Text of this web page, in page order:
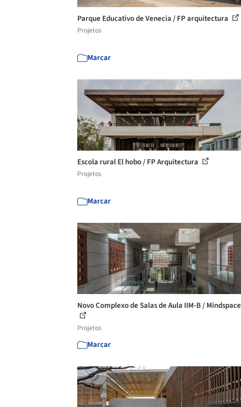
Parque Educativo de Venecia / FP arquitectura
Projetos
Marcar
Escola rural El hobo / FP Arquitectura
Projetos
Marcar
Novo Complexo de Salas de Aula IIM-B / Mindspace
Projetos
Marcar